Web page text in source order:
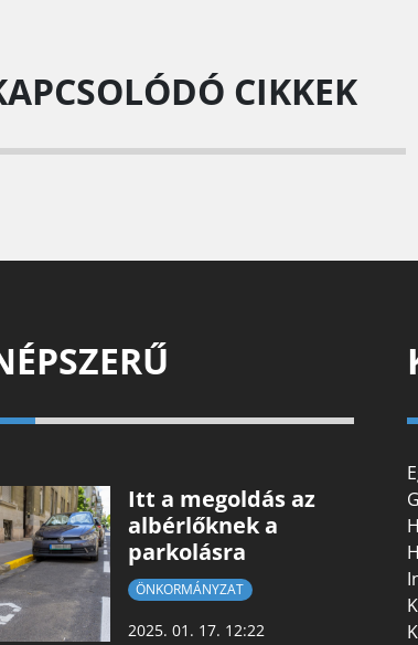
CIKKEK
Itt a megoldás az
albérlőknek a
parkolásra
ÖNKORMÁNYZAT
2025. 01. 17. 12:22